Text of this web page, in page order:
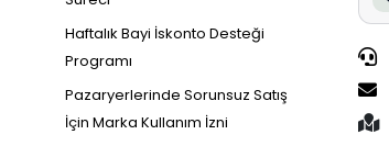
Haftalık Bayi İskonto Desteği
Programı
Pazaryerlerinde Sorunsuz Satış
İçin Marka Kullanım İzni